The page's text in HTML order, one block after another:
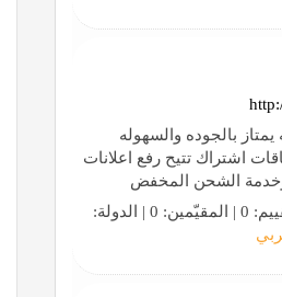
يمتاز بالجوده والسهوله
اشتراك تتيح رفع اعلانات
وخدمة الشحن المخفض